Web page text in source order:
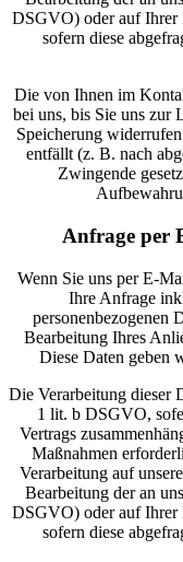
DSGVO) oder auf
sofern diese
Die von Ihnen im
bei uns, bis Sie uns zur
Speicherung
entfällt (z. B. nach
Zwingende
Anfrage per
Wenn Sie uns per E-
Ihre Anfrage
personenbezogenen
Bearbeitung Ihres
Diese Daten geben
Die Verarbeitung dieser
1 lit. b DSGVO,
Vertrags
Maßnahmen
Verarbeitung auf
Bearbeitung der an
DSGVO) oder auf
sofern diese